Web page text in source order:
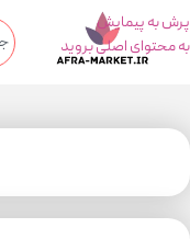
پرش به پیمایش
به محتوای اصلی بروید